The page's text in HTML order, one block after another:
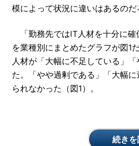
模によって状況に違いはあるのだ
「勤務先ではIT人材を十分に確
を業種別にまとめたグラフが図1
人材が「大幅に不足している」
た。「やや過剰である」「大幅
られなかった（図1）。
続き